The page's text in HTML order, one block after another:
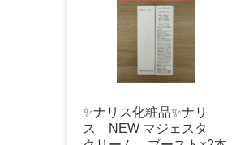
✨ナリス化粧品✨ナリ
ス NEW マジェスタ